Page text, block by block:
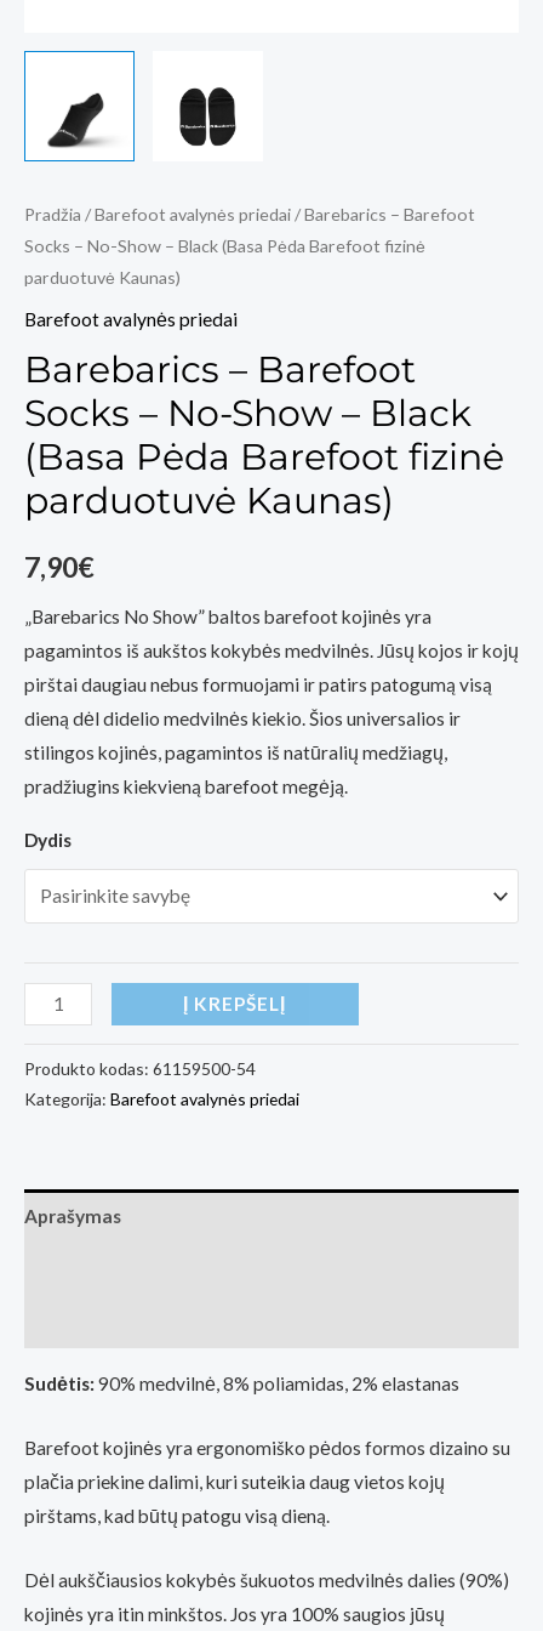
Pradžia /Barefoot avalynės priedai/ Barebarics – Barefoot
Socks – No-Show – Black (Basa Pėda Barefoot fizinė
parduotuvė Kaunas)
Barefoot avalynės priedai
Barebarics – Barefoot
Socks – No-Show – Black
(Basa Pėda Barefoot fizinė
parduotuvė Kaunas)
7,90€
„Barebarics No Show” baltos barefoot kojinės yra
pagamintos iš aukštos kokybės medvilnės. Jūsų kojos ir kojų
pirštai daugiau nebus formuojami ir patirs patogumą visą
dieną dėl didelio medvilnės kiekio. Šios universalios ir
stilingos kojinės, pagamintos iš natūralių medžiagų,
pradžiugins kiekvieną barefoot megėją.
Dydis
produkto
Barebarics
-
(Basa
Barefoot
fizinė
parduotuvė
Į KREPŠELĮ
Produkto kodas: 61159500-54
Kategorija: Barefoot avalynės priedai
Aprašymas
Sudėtis: 90% medvilnė, 8% poliamidas, 2% elastanas
Barefoot kojinės yra ergonomiško pėdos formos dizaino su
plačia priekine dalimi, kuri suteikia daug vietos kojų
pirštams, kad būtų patogu visą dieną.
Dėl aukščiausios kokybės šukuotos medvilnės dalies (90%)
kojinės yra itin minkštos. Jos yra 100% saugios jūsų